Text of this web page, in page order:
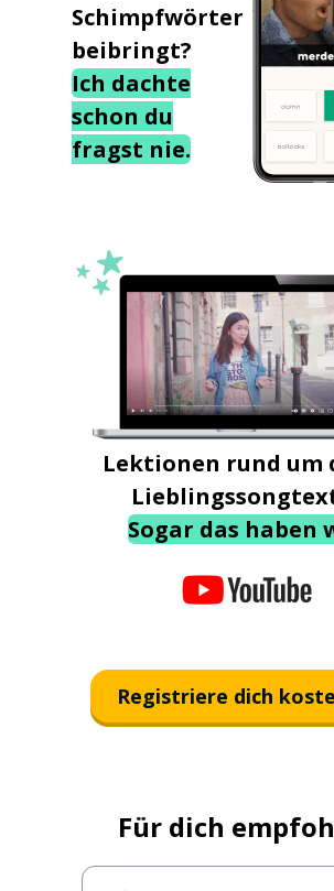
Schimpfwörter
beibringt?
Ich dachte
schon du
fragst nie.
Lektionen rund um
Sogar das haben
Registriere dich
Für dich